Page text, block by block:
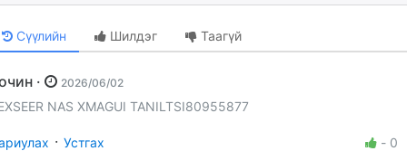
Сүүлийн Шилдэг Таагүй
Зочин · 2026/06/02
NAS XMAGUI TANILTSI80955877
· Устгах - 0